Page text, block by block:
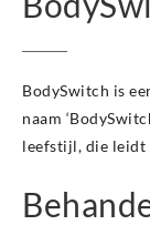
BodySwitch
BodySwitch
BodySwitch
BodySwitch
BodySwitch
BodySwitch
BodySwitch
BodySwitch
BodySwitch is
naam
leefstijl, die leidt